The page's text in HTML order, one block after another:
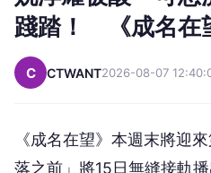
踐踏！ 《成名在
C CTWANT2026-08-07
《成名在望》本週末將迎
落之前」將15日無縫接軌